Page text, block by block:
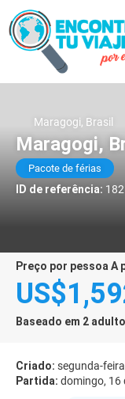
Maragogi, Brasil
Maragogi,
Pacote de férias
ID de referência:
preço por pessoa A
Baseado em 2
Criado: segunda-
Partida: domingo, 16